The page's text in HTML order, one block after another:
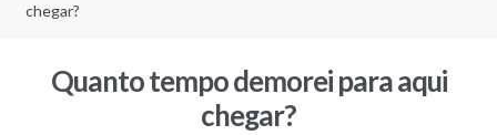
chegar?
Quanto tempo demorei para aqui
chegar?